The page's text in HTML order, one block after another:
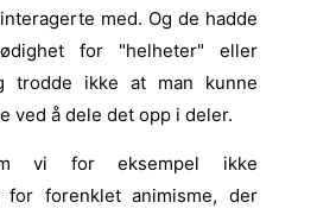
med. Og de hadde
for "helheter" eller
trodde ikke at man kunne
ved å dele det opp i deler.
vi for eksempel ikke
for forenklet animisme, der